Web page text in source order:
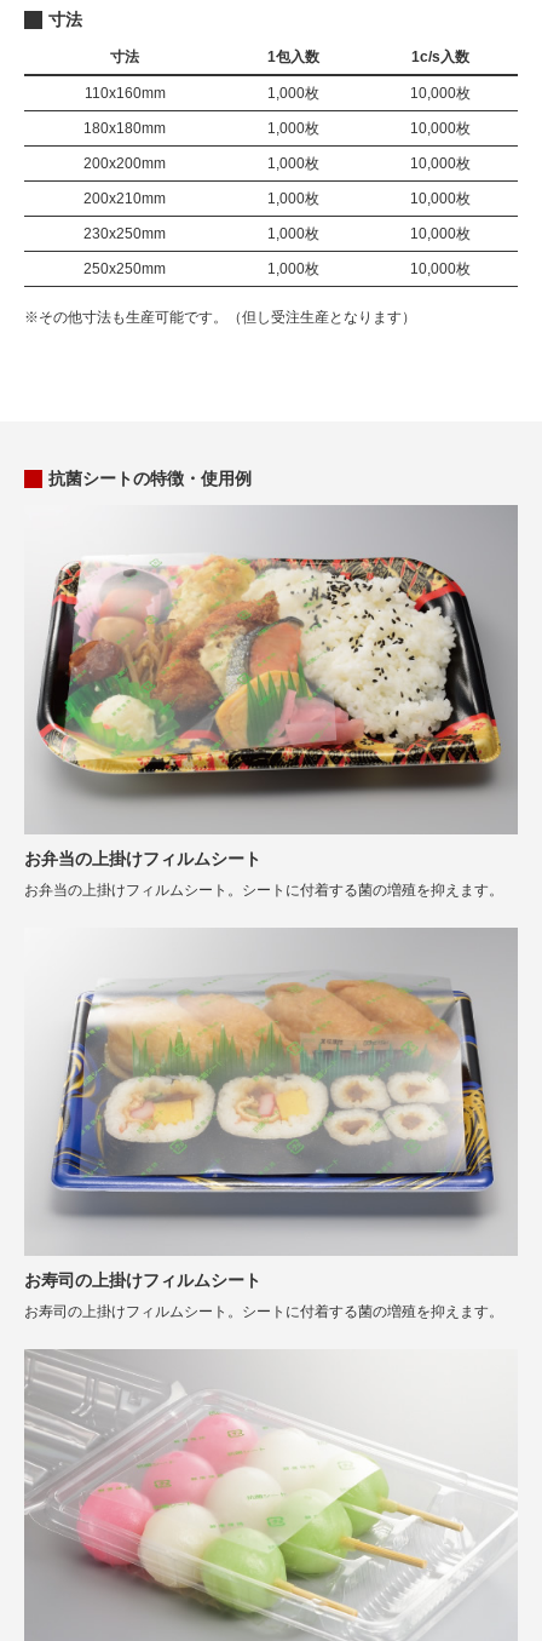
寸法
寸法 1包入数 1c/s入数
110x160mm 1,000枚 10,000枚
180x180mm 1,000枚 10,000枚
200x200mm 1,000枚 10,000枚
200x210mm 1,000枚 10,000枚
230x250mm 1,000枚 10,000枚
250x250mm 1,000枚 10,000枚
※その他寸法も生産可能です。（但し受注生産となります）
抗菌シートの特徴・使用例
お弁当の上掛けフィルムシート
お弁当の上掛けフィルムシート。シートに付着する菌の増殖を抑えます。
お寿司の上掛けフィルムシート
お寿司の上掛けフィルムシート。シートに付着する菌の増殖を抑えます。